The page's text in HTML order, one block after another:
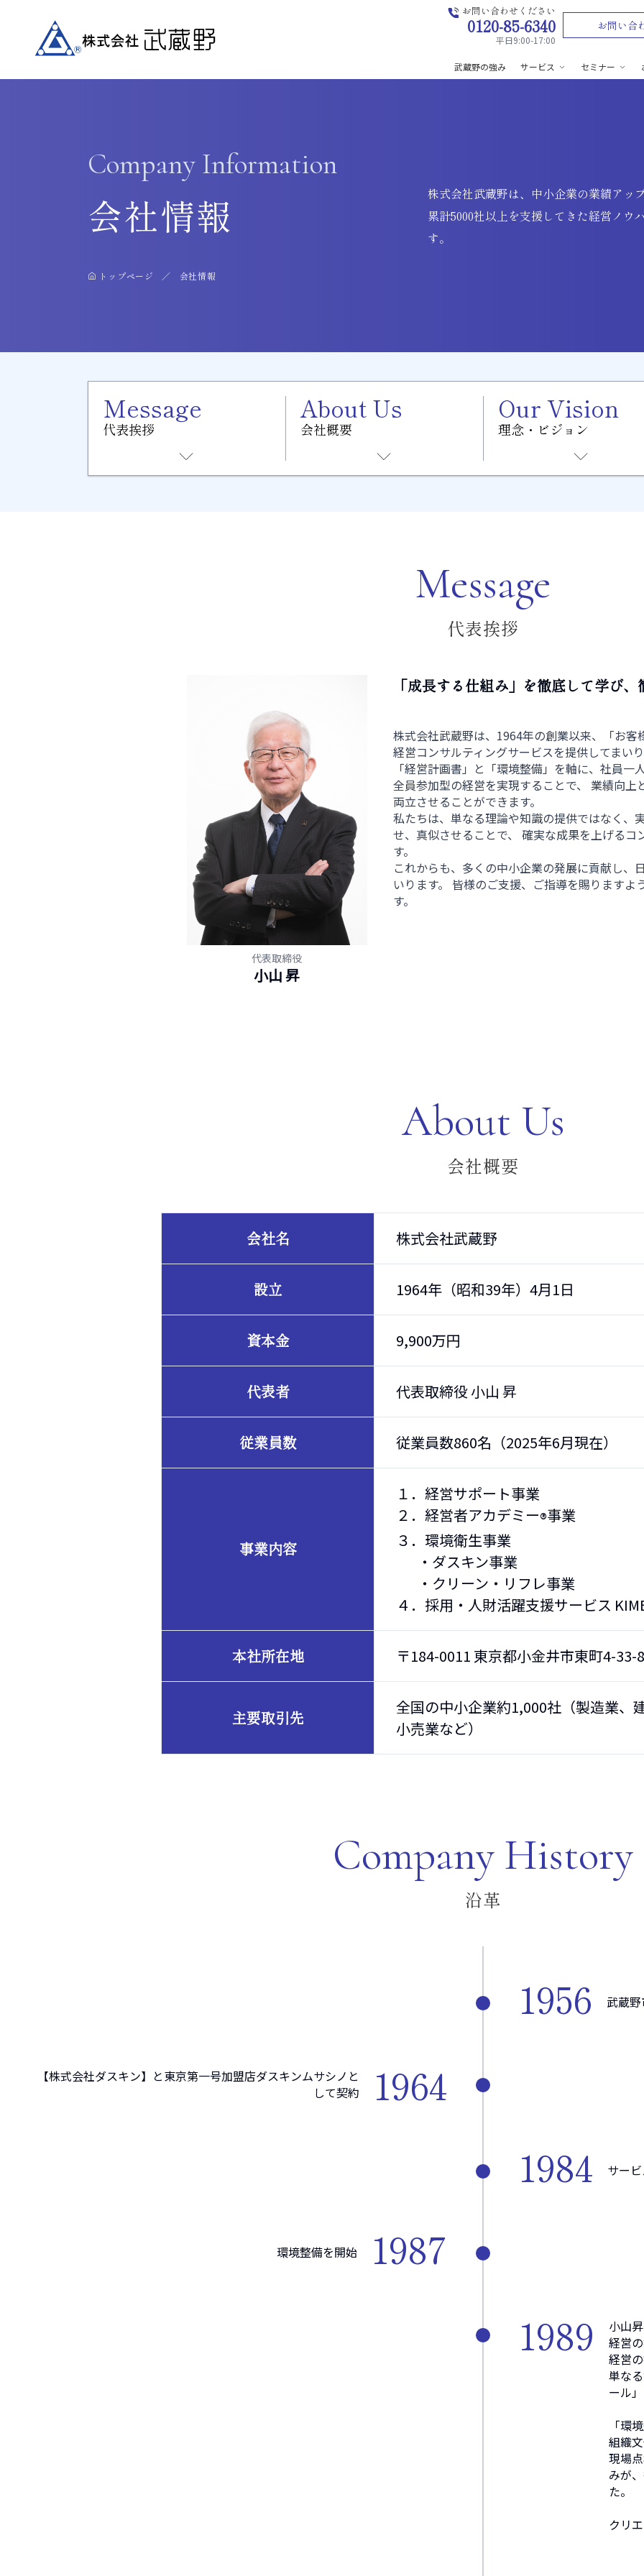
お問い合わせください
0120-85-6340
平日9:00-17:00
お問い合
武蔵野の強み サービス セミナー
Company Information
会社情報
トップページ 会社情報
株式会社武蔵野は、中小企業の業績アッ
累計5000社以上を支援してきた経営ノ
す。
Message
代表挨拶
About Us
会社概要
Our Vision
理念・ビジョン
Message
代表挨拶
代表取締役
小山 昇
「成長する仕組み」を徹底して学び
株式会社武蔵野は、1964年の創業以来、「お客
経営コンサルティングサービスを提供してまい
「経営計画書」と「環境整備」を軸に、社員
全員参加型の経営を実現することで、 業績向上
両立させることができます。
私たちは、単なる理論や知識の提供ではなく、
せ、真似させることで、 確実な成果を上げるコ
す。
これからも、多くの中小企業の発展に貢献し、
いります。 皆様のご支援、ご指導を賜りますよ
す。
About Us
会社概要
会社名 株式会社武蔵野
設立 1964年（昭和39年）4月1日
資本金 9,900万円
代表者 代表取締役 小山 昇
従業員数 従業員数860名（2025年6月現在）
事業内容
１．経営サポート事業
２．経営者アカデミー®事業
３．環境衛生事業
・ダスキン事業
・クリーン・リフレ事業
４．採用・人財活躍支援サービス
本社所在地 〒184-0011 東京都小金井市東町4-33-8
主要取引先
全国の中小企業約1,000社（製造業、
小売業など）
Company History
沿革
1956 武蔵
1964
【株式会社ダスキン】と東京第一号加盟店ダスキンムサシノと
して契約
1984 サー
1987
環境整備を開始
1989
小山
経営
経営
単な
ール
「環
組織
現場
みが
た。
クリ